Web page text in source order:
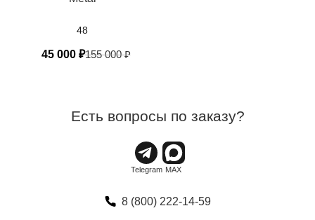
48
45 000 ₽155 000₽
Есть вопросы по заказу?
8 (800) 222-14-59